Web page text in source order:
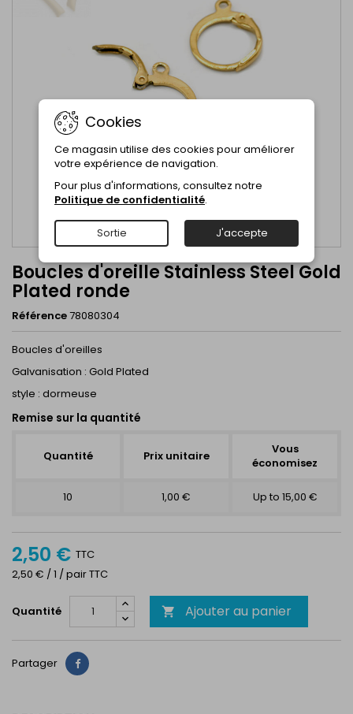
Boucles d'oreille Stainless Steel Gold
Plated ronde
Référence78080304
Boucles d'oreilles
Galvanisation : Gold Plated
style : dormeuse
Remise sur la quantité
Quantité Prix unitaire
Vous
économisez
10 1,00 € Up to 15,00 €
2,50 € TTC
2,50 € / 1 / pair TTC
Quantité  Ajouter au panier
Partager Partager
Cookies
Ce magasin utilise des cookies pour améliorer
votre expérience de navigation.
Pour plus d'informations, consultez notre
Politique de confidentialité.
Sortie J'accepte